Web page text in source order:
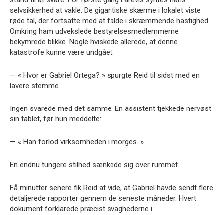
selvsikkerhed at vakle. De gigantiske skærme i lokalet viste
røde tal, der fortsatte med at falde i skræmmende hastighed.
Omkring ham udvekslede bestyrelsesmedlemmerne
bekymrede blikke. Nogle hviskede allerede, at denne
katastrofe kunne være undgået.
— « Hvor er Gabriel Ortega? » spurgte Reid til sidst med en
lavere stemme.
Ingen svarede med det samme. En assistent tjekkede nervøst
sin tablet, før hun meddelte:
— « Han forlod virksomheden i morges. »
En endnu tungere stilhed sænkede sig over rummet.
Få minutter senere fik Reid at vide, at Gabriel havde sendt flere
detaljerede rapporter gennem de seneste måneder. Hvert
dokument forklarede præcist svaghederne i